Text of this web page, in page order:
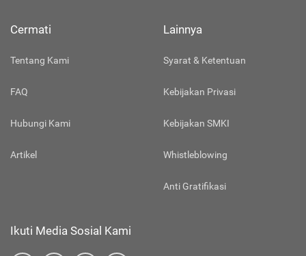
Cermati
Tentang Kami
FAQ
Hubungi Kami
Artikel
Lainnya
Syarat & Ketentuan
Kebijakan Privasi
Kebijakan SMKI
Whistleblowing
Anti Gratifikasi
Ikuti Media Sosial Kami